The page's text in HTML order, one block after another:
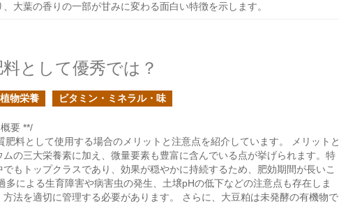
、大葉の香りの一部が甘みに変わる面白い特徴を示します。
として優秀では？
植物栄養 ビタミン・ミネラル・味
要 **/
肥料として使用する場合のメリットと注意点を紹介しています。 メリットと
ムの三大栄養素に加え、微量要素も豊富に含んでいる点が挙げられます。特
もトップクラスであり、効果が穏やかに持続するため、肥効期間が長いこ
多による生育障害や病害虫の発生、土壌pHの低下などの注意点も存在しま
法を適切に管理する必要があります。 さらに、大豆粕は未発酵の有機物で